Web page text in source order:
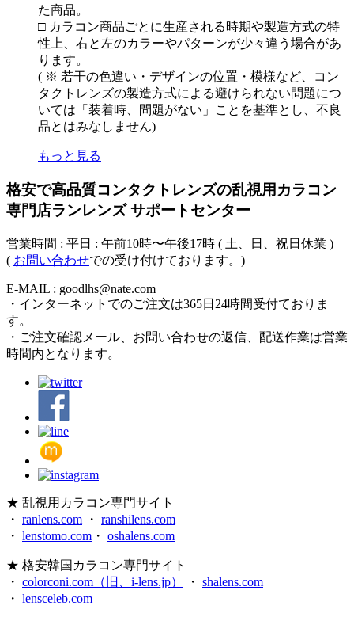
た商品。
□ カラコン商品ごとに生産される時期や製造方式の特
性上、右と左のカラーやパターンが少々違う場合があ
ります。
( ※ 若干の色違い・デザインの位置・模様など、コン
タクトレンズの製造方式による避けられない問題につ
いては「装着時、問題がない」ことを基準とし、不良
品とはみなしません)
もっと見る
格安で高品質コンタクトレンズの乱視用カラコン
専門店ランレンズ サポートセンター
営業時間 : 平日 : 午前10時〜午後17時 ( 土、日、祝日休業 )
( お問い合わせでの受け付けております。)
E-MAIL : goodlhs@nate.com
・インターネットでのご注文は365日24時間受付ておりま
す。
・ご注文確認メール、お問い合わせの返信、配送作業は営業
時間内となります。
★ 乱視用カラコン専門サイト
・ ranlens.com ・ ranshilens.com
・ lenstomo.com ・ oshalens.com
★ 格安韓国カラコン専門サイト
・ colorconi.com（旧、i-lens.jp） ・ shalens.com
・ lensceleb.com